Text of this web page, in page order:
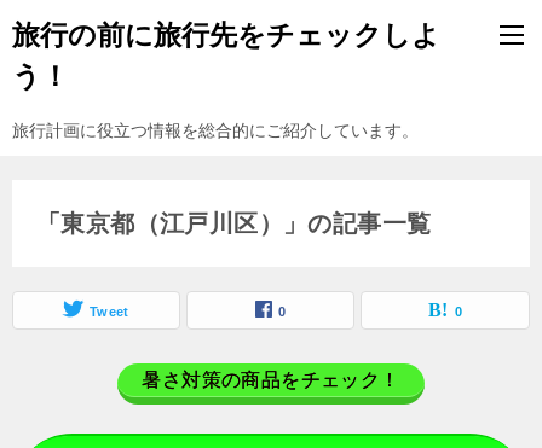
旅行の前に旅行先をチェックしよ
う！
旅行計画に役立つ情報を総合的にご紹介しています。
「東京都（江戸川区）」の記事一覧
Tweet 0 0
暑さ対策の商品をチェック！